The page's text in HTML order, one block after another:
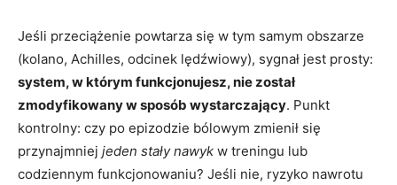
Jeśli przeciążenie powtarza się w tym samym obszarze
(kolano, Achilles, odcinek lędźwiowy), sygnał jest prosty:
system, w którym funkcjonujesz, nie został
zmodyfikowany w sposób wystarczający. Punkt
kontrolny: czy po epizodzie bólowym zmienił się
przynajmniej jeden stały nawyk w treningu lub
codziennym funkcjonowaniu? Jeśli nie, ryzyko nawrotu